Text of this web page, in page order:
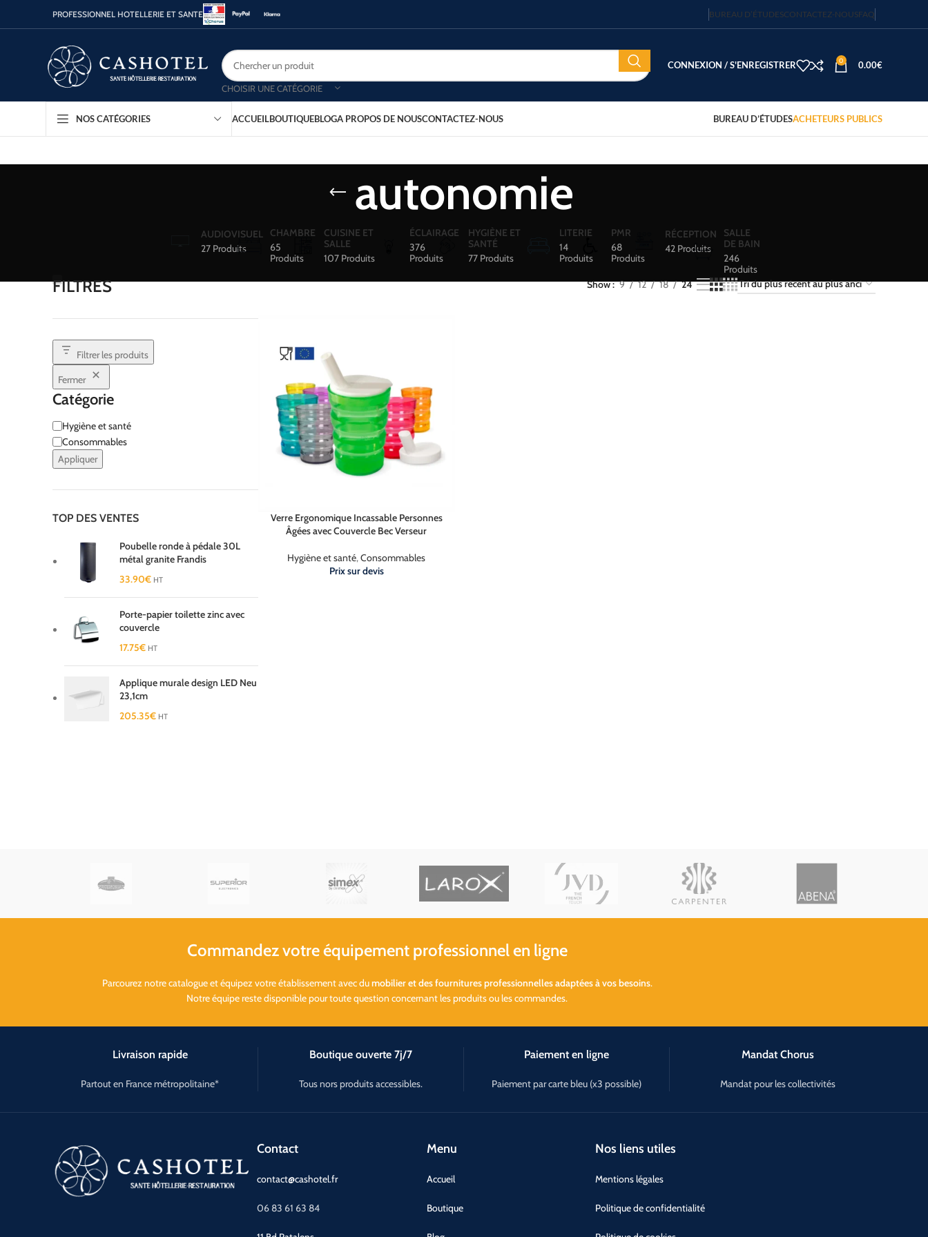
PROFESSIONNEL HOTELLERIE ET SANTE BUREAU D’ÉTUDESCONTACTEZ-NOUSFAQ
CHOISIR UNE CATÉGORIE
CONNEXION / S'ENREGISTRER 0 0.00€
NOS CATÉGORIES ACCUEILBOUTIQUEBLOGA PROPOS DE NOUSCONTACTEZ-NOUS BUREAU D’ÉTUDESACHETEURS PUBLICS
autonomie
AUDIOVISUEL
27 Produits
CHAMBRE
65
Produits
CUISINE ET
SALLE
107 Produits
ÉCLAIRAGE
376
Produits
HYGIÈNE ET
SANTÉ
77 Produits
LITERIE
14
Produits
PMR
68
Produits
RÉCEPTION
42 Produits
SALLE
DE BAIN
246
Produits
FILTRES
Filtrer les produits
Fermer
Catégorie
Hygiène et santé
Consommables
Appliquer
TOP DES VENTES
Poubelle ronde à pédale 30L
métal granite Frandis
33.90€ HT
Porte-papier toilette zinc avec
couvercle
17.75€ HT
Applique murale design LED Neu
23,1cm
205.35€ HT
Show 9 12 18 24
Verre Ergonomique Incassable Personnes
Âgées avec Couvercle Bec Verseur
Hygiène et santé,Consommables
Prix sur devis
Commandez votre équipement professionnel en ligne
Parcourez notre catalogue et équipez votre établissement avec dumobilier et des fournitures professionnelles adaptées à vos besoins.
Notre équipe reste disponible pour toute question concernant les produits ou les commandes.
Livraison rapide
Partout en France métropolitaine*
Boutique ouverte 7j/7
Tous nors produits accessibles.
Paiement en ligne
Paiement par carte bleu (x3 possible)
Mandat Chorus
Mandat pour les collectivités
Contact
contact@cashotel.fr
06 83 61 63 84
Menu
Accueil
Boutique
Nos liens utiles
Mentions légales
Politique de confidentialité